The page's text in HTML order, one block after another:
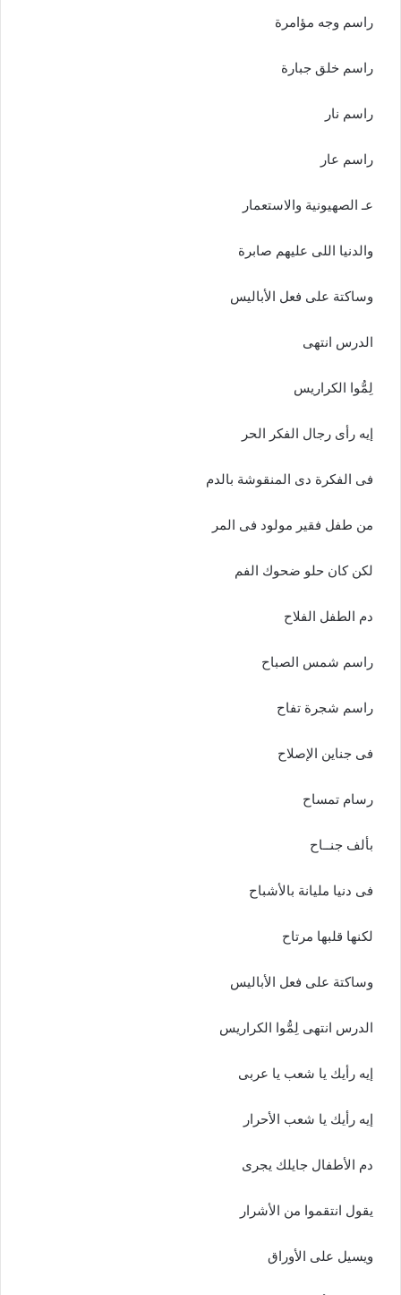
راسم وجه مؤامرة
راسم خلق جبارة
راسم نار
راسم عار
عـ الصهيونية والاستعمار
والدنيا اللى عليهم صابرة
وساكتة على فعل الأباليس
الدرس انتهى
لِمُّوا الكراريس
إيه رأى رجال الفكر الحر
فى الفكرة دى المنقوشة بالدم
من طفل فقير مولود فى المر
لكن كان حلو ضحوك الفم
دم الطفل الفلاح
راسم شمس الصباح
راسم شجرة تفاح
فى جناين الإصلاح
رسام تمساح
بألف جنــاح
فى دنيا مليانة بالأشباح
لكنها قلبها مرتاح
وساكتة على فعل الأباليس
الدرس انتهى لِمُّوا الكراريس
إيه رأيك يا شعب يا عربى
إيه رأيك يا شعب الأحرار
دم الأطفال جايلك يجرى
يقول انتقموا من الأشرار
ويسيل على الأوراق